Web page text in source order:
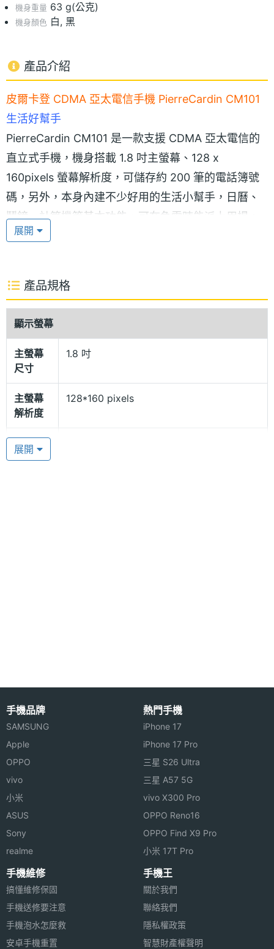
機身重量 63 g(公克)
機身顏色 白, 黑
產品介紹
皮爾卡登 CDMA 亞太電信手機 PierreCardin CM101
生活好幫手
PierreCardin CM101 是一款支援 CDMA 亞太電信的
直立式手機，機身搭載 1.8 吋主螢幕、128 x
160pixels 螢幕解析度，可儲存約 200 筆的電話簿號
碼，另外，本身內建不少好用的生活小幫手，日曆、
鬧鐘、計算機等基本功能，可在急需時能派上用場。
內建 3 款趣味遊戲，如：俄羅斯方塊，不僅拿來網內
多媒體娛樂
PierreCardin CM101 改版推出新款機型，將原有的機
身顏色改為白色 + 粉色以及黑色 + 紅色搭配的兩種款
式，這次內建了音樂播放器功能，多媒體娛樂是你不
可獲缺的享受，隨處都有音樂的陪伴，可外接
microSD 記憶卡至 2G，不怕記憶體不足，增加您手
機的儲存空間。
◎ 1.8 吋主螢幕、128 x 160pixels 螢幕解析度、6 萬
5 千色
◎ 內建音樂播放器
◎ LED 照明手電筒
◎ 支援 200 筆電話簿
◎ 可透過 microSD 記憶卡擴充、最高至 2GB 記憶體
容量
※本文為 SOGI 手機王版權所有，未經授權不得轉載使用※
展開
產品規格
顯示螢幕
主螢幕
尺寸
1.8 吋
主螢幕
解析度
128*160 pixels
主螢幕
材質
機體規格
機身寬
度
度
機身重
量
展開
手機品牌
SAMSUNG
Apple
OPPO
vivo
小米
ASUS
Sony
realme
熱門手機
iPhone 17
iPhone 17 Pro
三星 S26 Ultra
三星 A57 5G
vivo X300 Pro
OPPO Reno16
OPPO Find X9 Pro
小米 17T Pro
手機維修
搞懂維修保固
手機送修要注意
手機泡水怎麼救
安卓手機重置
手機王
關於我們
聯絡我們
隱私權政策
智慧財產權聲明